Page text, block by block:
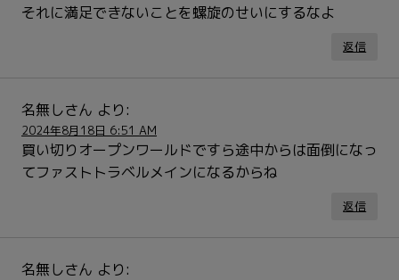
それに満足できないことを螺旋のせいにするなよ
返信
名無しさん より:
2024年8月18日 6:51 AM
買い切りオープンワールドですら途中からは面倒になっ
てファストトラベルメインになるからね
返信
名無しさん より: